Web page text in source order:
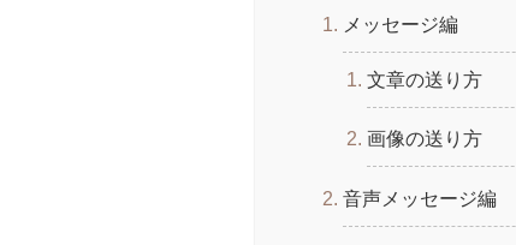
メッセージ編
文章の送り方
画像の送り方
音声メッセージ編